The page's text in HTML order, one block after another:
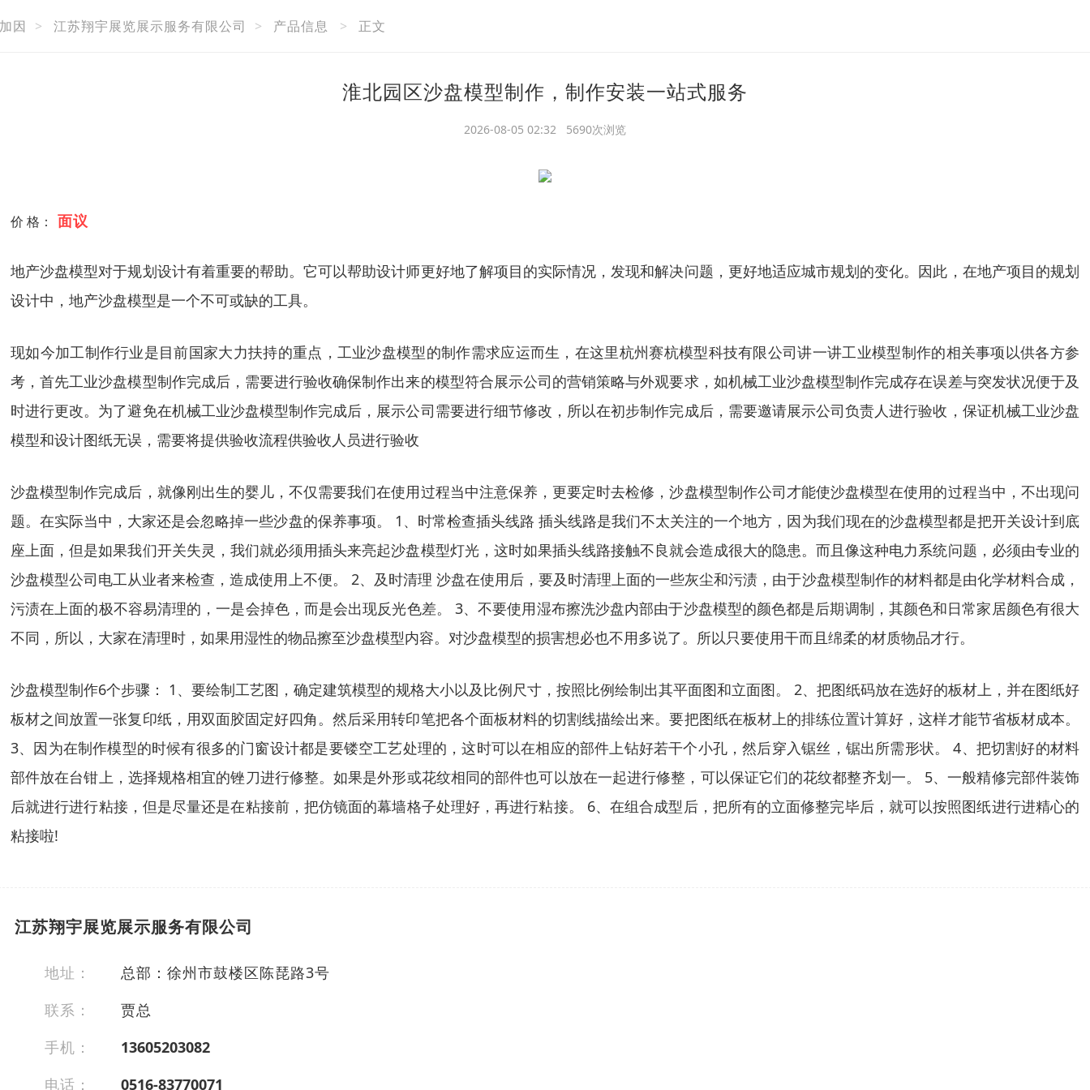
因 > 江苏翔宇展览展示服务有限公司 > 产品信息 > 正文
淮北园区沙盘模型制作，制作安装一站式服务
2026-08-05 02:32 5690次浏览
价 格： 面议
地产沙盘模型对于规划设计有着重要的帮助。它可以帮助设计师更好地了解项目的实际情况，发现和解决问题，更好地适应城市规划的变化。因此，在地产项目的规划
设计中，地产沙盘模型是一个不可或缺的工具。
现如今加工制作行业是目前国家大力扶持的重点，工业沙盘模型的制作需求应运而生，在这里杭州赛杭模型科技有限公司讲一讲工业模型制作的相关事项以供各方参
考，首先工业沙盘模型制作完成后，需要进行验收确保制作出来的模型符合展示公司的营销策略与外观要求，如机械工业沙盘模型制作完成存在误差与突发状况便于及
时进行更改。为了避免在机械工业沙盘模型制作完成后，展示公司需要进行细节修改，所以在初步制作完成后，需要邀请展示公司负责人进行验收，保证机械工业沙盘
模型和设计图纸无误，需要将提供验收流程供验收人员进行验收
沙盘模型制作完成后，就像刚出生的婴儿，不仅需要我们在使用过程当中注意保养，更要定时去检修，沙盘模型制作公司才能使沙盘模型在使用的过程当中，不出现问
题。在实际当中，大家还是会忽略掉一些沙盘的保养事项。 1、时常检查插头线路 插头线路是我们不太关注的一个地方，因为我们现在的沙盘模型都是把开关设计到底
座上面，但是如果我们开关失灵，我们就必须用插头来亮起沙盘模型灯光，这时如果插头线路接触不良就会造成很大的隐患。而且像这种电力系统问题，必须由专业的
沙盘模型公司电工从业者来检查，造成使用上不便。 2、及时清理 沙盘在使用后，要及时清理上面的一些灰尘和污渍，由于沙盘模型制作的材料都是由化学材料合成，
污渍在上面的极不容易清理的，一是会掉色，而是会出现反光色差。 3、不要使用湿布擦洗沙盘内部由于沙盘模型的颜色都是后期调制，其颜色和日常家居颜色有很大
不同，所以，大家在清理时，如果用湿性的物品擦至沙盘模型内容。对沙盘模型的损害想必也不用多说了。所以只要使用干而且绵柔的材质物品才行。
沙盘模型制作6个步骤： 1、要绘制工艺图，确定建筑模型的规格大小以及比例尺寸，按照比例绘制出其平面图和立面图。 2、把图纸码放在选好的板材上，并在图纸好
板材之间放置一张复印纸，用双面胶固定好四角。然后采用转印笔把各个面板材料的切割线描绘出来。要把图纸在板材上的排练位置计算好，这样才能节省板材成本。
3、因为在制作模型的时候有很多的门窗设计都是要镂空工艺处理的，这时可以在相应的部件上钻好若干个小孔，然后穿入锯丝，锯出所需形状。 4、把切割好的材料
部件放在台钳上，选择规格相宜的锉刀进行修整。如果是外形或花纹相同的部件也可以放在一起进行修整，可以保证它们的花纹都整齐划一。 5、一般精修完部件装饰
后就进行进行粘接，但是尽量还是在粘接前，把仿镜面的幕墙格子处理好，再进行粘接。 6、在组合成型后，把所有的立面修整完毕后，就可以按照图纸进行进精心的
粘接啦!
江苏翔宇展览展示服务有限公司
地址：
总部：徐州市鼓楼区陈琵路3号
联系：
贾总
手机：
13605203082
电话：
0516-83770071